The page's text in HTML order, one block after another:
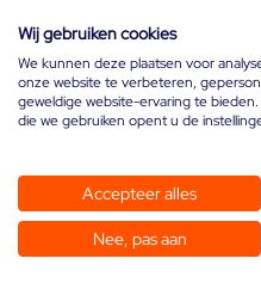
Volg ons op:
Wij gebruiken cookies
We kunnen deze plaatsen voor
onze website te verbeteren,
geweldige website-ervaring te
die we gebruiken opent u de
Accepteer alles
Nee, pas aan